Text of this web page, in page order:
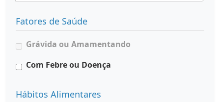
Fatores de Saúde
Grávida ou Amamentando
Com Febre ou Doença
Hábitos Alimentares